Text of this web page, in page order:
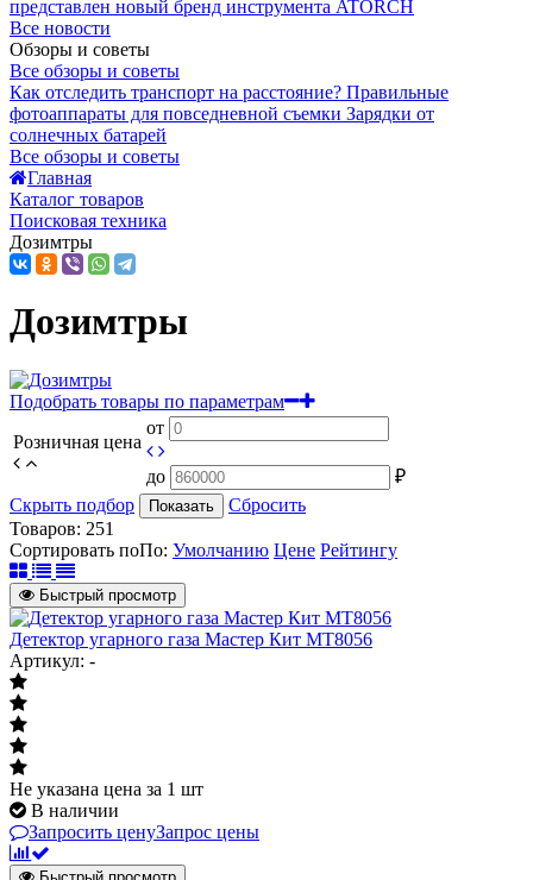
представлен новый бренд инструмента ATORCH
Все новости
Обзоры и советы
Все обзоры и советы
Как отследить транспорт на расстояние? Правильные
фотоаппараты для повседневной съемки Зарядки от
солнечных батарей
Все обзоры и советы
Главная
Каталог товаров
Поисковая техника
Дозимтры
Дозимтры
Подобрать товары по параметрам
Розничная цена
от
до
₽
Скрыть подбор
Показать
Сбросить
Товаров: 251
Сортировать поПо: Умолчанию Цене Рейтингу
Быстрый просмотр
Детектор угарного газа Мастер Кит МТ8056
Артикул: -
Не указана цена за 1 шт
В наличии
Запросить ценуЗапрос цены